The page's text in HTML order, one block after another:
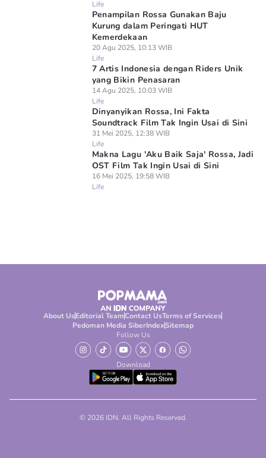
Life
Penampilan Rossa Gunakan Baju
Kurung dalam Peringati HUT
Kemerdekaan
20 Agu 2025, 10:13 WIB
Life
7 Artis Indonesia dengan Riders Unik
yang Bikin Penasaran
14 Agu 2025, 10:03 WIB
Life
Dinyanyikan Rossa, Ini Fakta
Soundtrack Film Tak Ingin Usai di Sini
31 Mei 2025, 12:38 WIB
Life
Makna Lagu 'Aku Baik Saja' Rossa, Jadi
OST Film Tak Ingin Usai di Sini
16 Mei 2025, 19:58 WIB
Life
About UsEditorial TeamContact UsTerms of Services
Pedoman Media SiberIndexSitemap
Follow Us
Download
© 2026 IDN. All Rights Reserved.